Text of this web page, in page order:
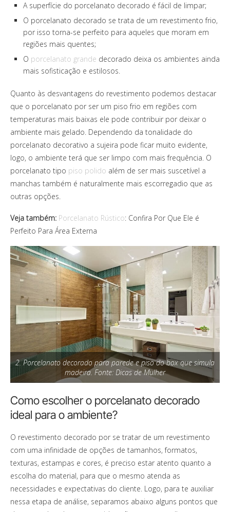
A superfície do porcelanato decorado é fácil de limpar;
O porcelanato decorado se trata de um revestimento frio,
por isso torna-se perfeito para aqueles que moram em
regiões mais quentes;
O porcelanato grande decorado deixa os ambientes ainda
mais sofisticação e estilosos.
Quanto às desvantagens do revestimento podemos destacar
que o porcelanato por ser um piso frio em regiões com
temperaturas mais baixas ele pode contribuir por deixar o
ambiente mais gelado. Dependendo da tonalidade do
porcelanato decorativo a sujeira pode ficar muito evidente,
logo, o ambiente terá que ser limpo com mais frequência. O
porcelanato tipo piso polido além de ser mais suscetível a
manchas também é naturalmente mais escorregadio que as
outras opções.
Veja também: Porcelanato Rústico: Confira Por Que Ele é
Perfeito Para Área Externa
2. Porcelanato decorado para parede e piso do box que simula
madeira. Fonte: Dicas de Mulher
Como escolher o porcelanato decorado
ideal para o ambiente?
O revestimento decorado por se tratar de um revestimento
com uma infinidade de opções de tamanhos, formatos,
texturas, estampas e cores, é preciso estar atento quanto a
escolha do material, para que o mesmo atenda as
necessidades e expectativas do cliente. Logo, para te auxiliar
nessa etapa de análise, separamos abaixo alguns pontos que